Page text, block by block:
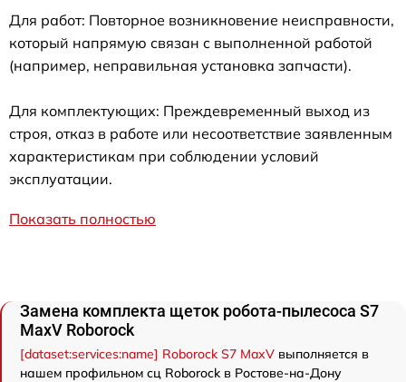
Для работ: Повторное возникновение неисправности,
который напрямую связан с выполненной работой
(например, неправильная установка запчасти).
Для комплектующих: Преждевременный выход из
строя, отказ в работе или несоответствие заявленным
характеристикам при соблюдении условий
эксплуатации.
Показать полностью
Замена комплекта щеток робота-пылесоса S7
MaxV Roborock
[dataset:services:name] Roborock S7 MaxV выполняется в
нашем профильном сц Roborock в Ростове-на-Дону